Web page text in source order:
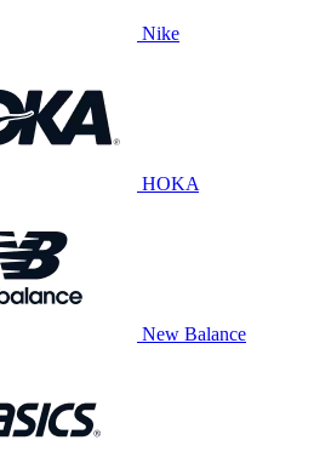
Nike
HOKA
New Balance